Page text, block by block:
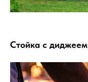
Стойка с диджеем